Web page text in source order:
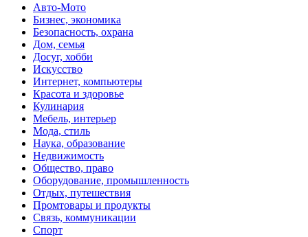
Авто-Мото
Бизнес, экономика
Безопасность, охрана
Дом, семья
Досуг, хобби
Искусство
Интернет, компьютеры
Красота и здоровье
Кулинария
Мебель, интерьер
Мода, стиль
Наука, образование
Недвижимость
Общество, право
Оборудование, промышленность
Отдых, путешествия
Промтовары и продукты
Связь, коммуникации
Спорт